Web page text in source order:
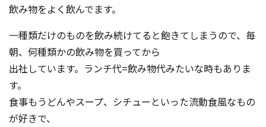
飲み物をよく飲んでます。
一種類だけのものを飲み続けてると飽きてしまうので、毎
朝、何種類かの飲み物を買ってから
出社しています。ランチ代=飲み物代みたいな時もありま
す。
食事もうどんやスープ、シチューといった流動食風なもの
が好きで、